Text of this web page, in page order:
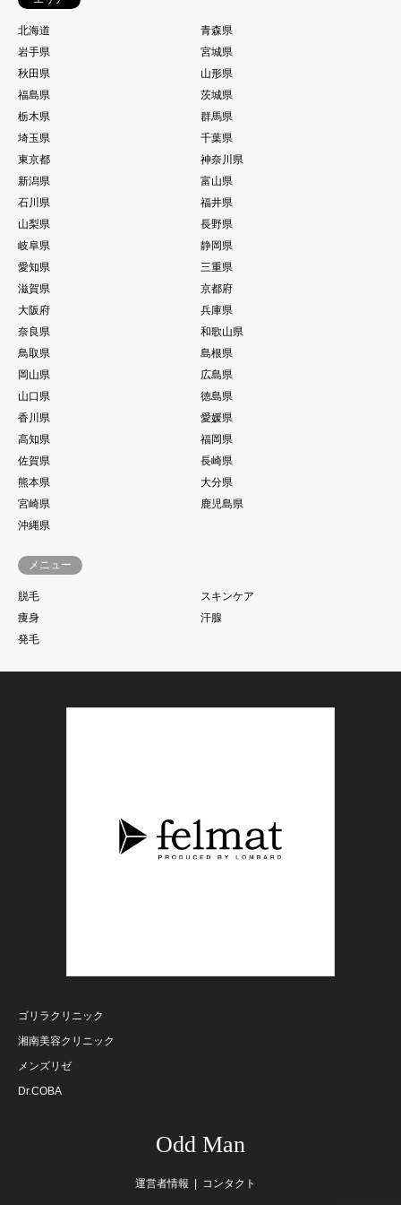
北海道
青森県
岩手県
宮城県
秋田県
山形県
福島県
茨城県
栃木県
群馬県
埼玉県
千葉県
東京都
神奈川県
新潟県
富山県
石川県
福井県
山梨県
長野県
岐阜県
静岡県
愛知県
三重県
滋賀県
京都府
大阪府
兵庫県
奈良県
和歌山県
鳥取県
島根県
岡山県
広島県
山口県
徳島県
香川県
愛媛県
高知県
福岡県
佐賀県
長崎県
熊本県
大分県
宮崎県
鹿児島県
沖縄県
メニュー
脱毛
スキンケア
痩身
汗腺
発毛
ゴリラクリニック
湘南美容クリニック
メンズリゼ
Dr.COBA
Odd Man
運営者情報 コンタクト